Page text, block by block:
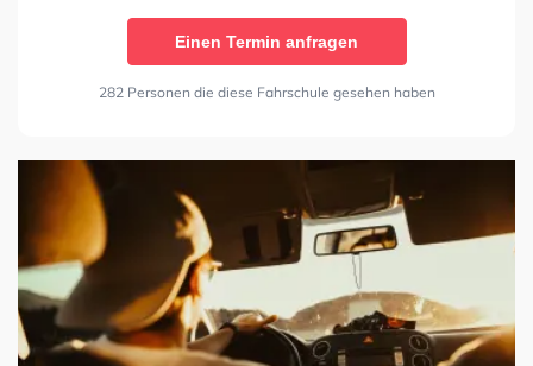
Einen Termin anfragen
282 Personen die diese Fahrschule gesehen haben